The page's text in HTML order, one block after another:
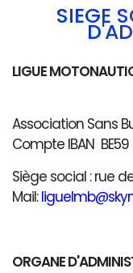
SIÈGE
LIGUE
Association Sans
Compte IBAN
Siège social : rue
Mail:
ORGANE